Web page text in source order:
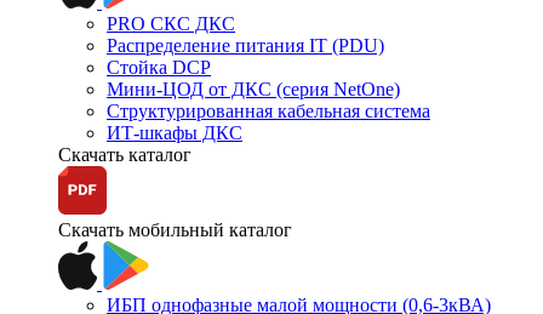
PRO СКС ДКС
Распределение питания IT (PDU)
Стойка DCP
Мини-ЦОД от ДКС (серия NetOne)
Структурированная кабельная система
ИТ-шкафы ДКС
Скачать каталог
Скачать мобильный каталог
ИБП однофазные малой мощности (0,6-3кВА)